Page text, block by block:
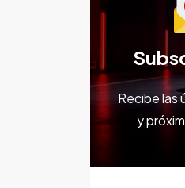
Recibe las
y